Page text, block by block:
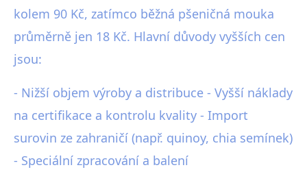
kolem 90 Kč, zatímco běžná pšeničná mouka
průměrně jen 18 Kč. Hlavní důvody vyšších cen
jsou:
- Nižší objem výroby a distribuce - Vyšší náklady
na certifikace a kontrolu kvality - Import
surovin ze zahraničí (např. quinoy, chia semínek)
- Speciální zpracování a balení